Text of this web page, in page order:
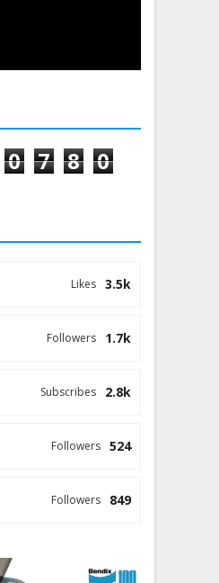
0 7 8 0
3.5k
Likes
1.7k
Followers
2.8k
Subscribes
524
Followers
849
Followers